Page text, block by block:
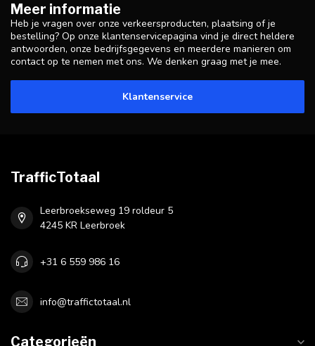
Meer informatie
Heb je vragen over onze verkeersproducten, plaatsing of je
bestelling? Op onze klantenservicepagina vind je direct heldere
antwoorden, onze bedrijfsgegevens en meerdere manieren om
contact op te nemen met ons. We denken graag met je mee.
Klantenservice
TrafficTotaal
Leerbroekseweg 19 roldeur 5
4245 KR Leerbroek
+31 6 559 986 16
info@traffictotaal.nl
Categorieën